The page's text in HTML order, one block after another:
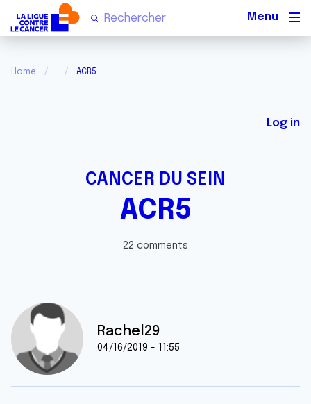
Home ACR5
Log in
CANCER DU SEIN
ACR5
22 comments
Rachel29
04/16/2019 - 11:55